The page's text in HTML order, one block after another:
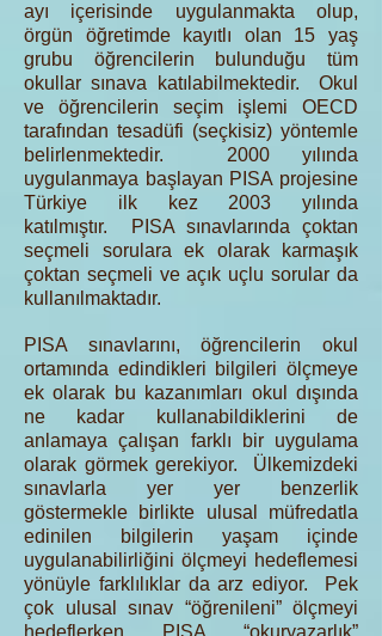
ayı içerisinde uygulanmakta olup,
örgün öğretimde kayıtlı olan 15 yaş
grubu öğrencilerin bulunduğu tüm
okullar sınava katılabilmektedir. Okul
ve öğrencilerin seçim işlemi OECD
tarafından tesadüfi (seçkisiz) yöntemle
belirlenmektedir. 2000 yılında
uygulanmaya başlayan PISA projesine
Türkiye ilk kez 2003 yılında
katılmıştır. PISA sınavlarında çoktan
seçmeli sorulara ek olarak karmaşık
çoktan seçmeli ve açık uçlu sorular da
kullanılmaktadır.
PISA sınavlarını, öğrencilerin okul
ortamında edindikleri bilgileri ölçmeye
ek olarak bu kazanımları okul dışında
ne kadar kullanabildiklerini de
anlamaya çalışan farklı bir uygulama
olarak görmek gerekiyor. Ülkemizdeki
sınavlarla yer yer benzerlik
göstermekle birlikte ulusal müfredatla
edinilen bilgilerin yaşam içinde
uygulanabilirliğini ölçmeyi hedeflemesi
yönüyle farklılıklar da arz ediyor. Pek
çok ulusal sınav “öğrenileni” ölçmeyi
hedeflerken PISA “okuryazarlık”